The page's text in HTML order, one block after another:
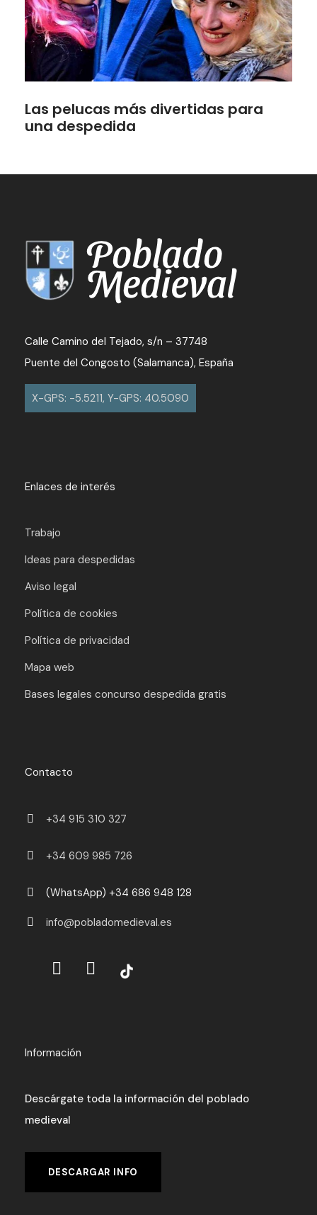
Las pelucas más divertidas para
una despedida
Calle Camino del Tejado, s/n – 37748
Puente del Congosto (Salamanca), España
X-GPS: -5.5211, Y-GPS: 40.5090
Enlaces de interés
Trabajo
Ideas para despedidas
Aviso legal
Política de cookies
Política de privacidad
Mapa web
Bases legales concurso despedida gratis
Contacto
+34 915 310 327
+34 609 985 726
(WhatsApp) +34 686 948 128
info@pobladomedieval.es
Información
Descárgate toda la información del poblado
medieval
DESCARGAR INFO